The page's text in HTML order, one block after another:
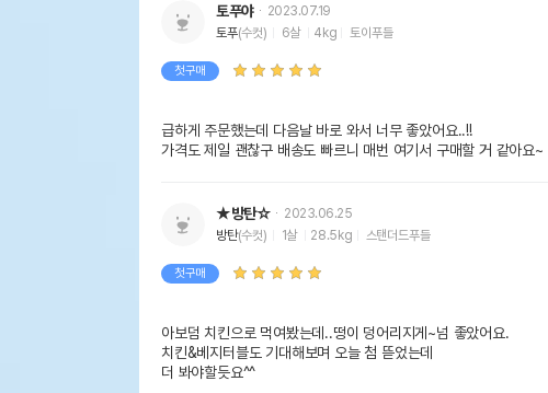
토푸야
2023.07.19
토푸(수컷) 6살 4kg 토이푸들
첫구매
급하게 주문했는데 다음날 바로 와서 너무 좋았어요..!!
가격도 제일 괜찮구 배송도 빠르니 매번 여기서 구매할 거 같아요~
★방탄☆
2023.06.25
방탄(수컷) 1살 28.5kg 스탠더드푸들
첫구매
아보덤 치킨으로 먹여봤는데..떵이 덩어리지게~넘 좋았어요.
치킨&베지터블도 기대해보며 오늘 첨 뜯었는데
더 봐야할듯요^^